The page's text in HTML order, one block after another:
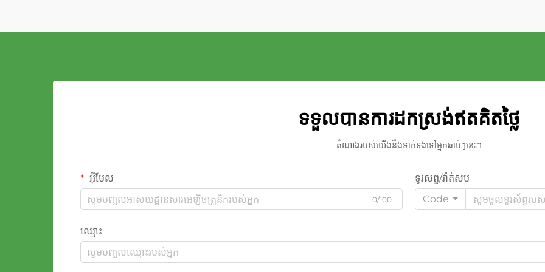
ទទួលបានការដកស្រង់ឥតគិតថ្លៃ
តំណាងរបស់យើងនឹងទាក់ទងទៅអ្នកឆាប់ៗនេះ។
អ៊ីមែល
0/100
ទូរសព្ទ/វ៉ាត់សប
Code
ឈ្មោះ